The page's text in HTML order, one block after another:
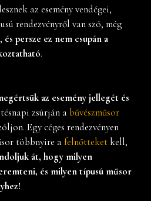
az esemény vendégei,
rendezvényről van szó, még
és persze ez nem csupán a
.
az esemény jellegét és
zsúrján a bűvészműsor
Egy céges rendezvényen
többnyire a felnőtteket kell,
át, hogy milyen
és milyen típusú műsor